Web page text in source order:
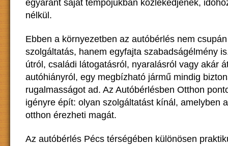
egyaránt saját tempójukban közlekedjenek,
nélkül.
Ebben a környezetben az autóbérlés nem
szolgáltatás, hanem egyfajta szabadságélmény
útról, családi látogatásról, nyaralásról vagy akár
autóhiányról, egy megbízható jármű mindig
rugalmasságot ad. Az Autóbérlésben Otthon
igényre épít: olyan szolgáltatást kínál, amelyben
otthon érezheti magát.
Az autóbérlés Pécs térségében különösen